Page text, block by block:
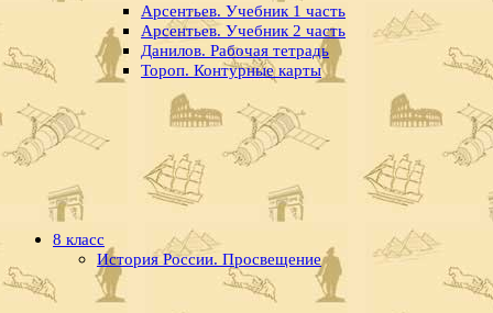
Арсентьев. Учебник 1 часть
Арсентьев. Учебник 2 часть
Данилов. Рабочая тетрадь
Тороп. Контурные карты
8 класс
История России. Просвещение